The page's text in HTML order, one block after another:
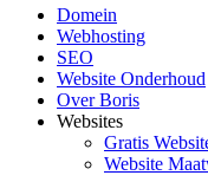
Domein
Webhosting
SEO
Website Onderhoud
Over Boris
Websites
Gratis
Website